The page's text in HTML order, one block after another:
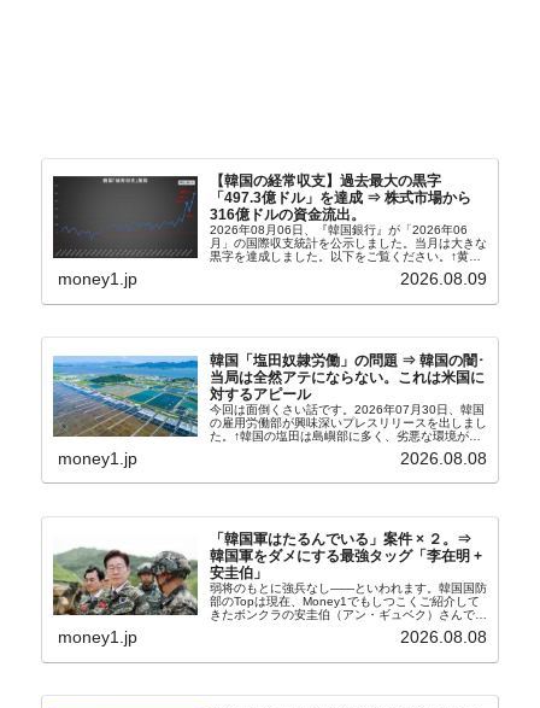
【韓国の経常収支】過去最大の黒字
「497.3億ドル」を達成 ⇒ 株式市場から
316億ドルの資金流出。
2026年08月06日、『韓国銀行』が「2026年06
月」の国際収支統計を公示しました。当月は大きな
黒字を達成しました。以下をご覧ください。↑黄色
の傾向ペンでフォーカスしているのが2026年06月
の経常収支です。2026年06月貿易収支：4...
money1.jp 2026.08.09
韓国「塩田奴隷労働」の問題 ⇒ 韓国の闇･
当局は全然アテにならない。これは米国に
対するアピール
今回は面倒くさい話です。2026年07月30日、韓国
の雇用労働部が興味深いプレスリリースを出しまし
た。↑韓国の塩田は島嶼部に多く、劣悪な環境が一
たといわれます（後述）。これは、いわゆる「塩田
money1.jp 2026.08.08
「韓国軍はたるんでいる」案件 × ２。⇒
韓国軍をダメにする最強タッグ「李在明 +
安圭伯」
弱将のもとに強兵なし――といわれます。韓国国防
部のTopは現在、Money1でもしつこくご紹介して
きたボンクラの安圭伯（アン・ギュベク）さんで
さんと「韓国初の文官上がり」の国防部長官安圭伯
money1.jp 2026.08.08